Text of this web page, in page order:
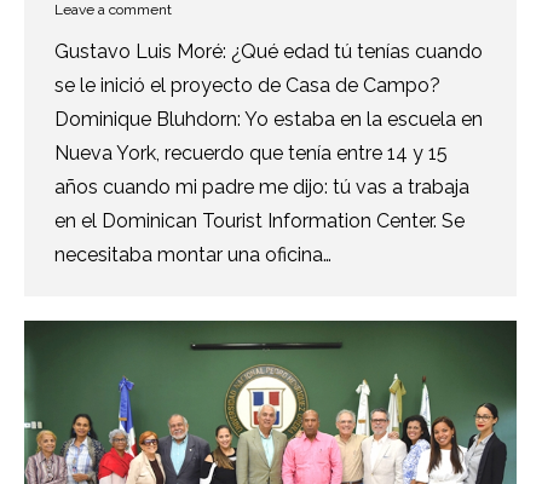
Leave a comment
Gustavo Luis Moré: ¿Qué edad tú tenías cuando
se le inició el proyecto de Casa de Campo?
Dominique Bluhdorn: Yo estaba en la escuela en
Nueva York, recuerdo que tenía entre 14 y 15
años cuando mi padre me dijo: tú vas a trabaja
en el Dominican Tourist Information Center. Se
necesitaba montar una oficina…